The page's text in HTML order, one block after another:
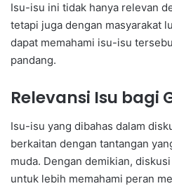
Isu-isu ini tidak hanya relevan
tetapi juga dengan masyarakat
dapat memahami isu-isu
pandang.
Relevansi Isu bagi
Isu-isu yang dibahas dalam
berkaitan dengan tantangan
muda. Dengan demikian,
untuk lebih memahami peran